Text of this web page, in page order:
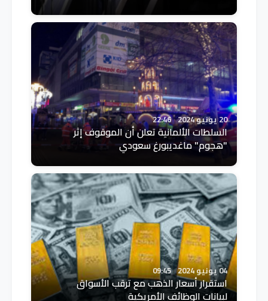
20 يونيو 2024 22:46
السلطات الألمانية تعلن أن الموقوف إثر
"هجوم" ماغديبورغ سعودي
04 يونيو 2024 09:45
استقرار أسعار الذهب مع ترقب الأسواق
لبيانات الوظائف الأمريكية